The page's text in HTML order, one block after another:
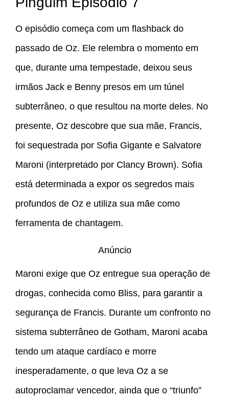
O episódio começa com um flashback do
passado de Oz. Ele relembra o momento em
que, durante uma tempestade, deixou seus
irmãos Jack e Benny presos em um túnel
subterrâneo, o que resultou na morte deles. No
presente, Oz descobre que sua mãe, Francis,
foi sequestrada por Sofia Gigante e Salvatore
Maroni (interpretado por Clancy Brown). Sofia
está determinada a expor os segredos mais
profundos de Oz e utiliza sua mãe como
ferramenta de chantagem.
Anúncio
Maroni exige que Oz entregue sua operação de
drogas, conhecida como Bliss, para garantir a
segurança de Francis. Durante um confronto no
sistema subterrâneo de Gotham, Maroni acaba
tendo um ataque cardíaco e morre
inesperadamente, o que leva Oz a se
autoproclamar vencedor, ainda que o “triunfo”